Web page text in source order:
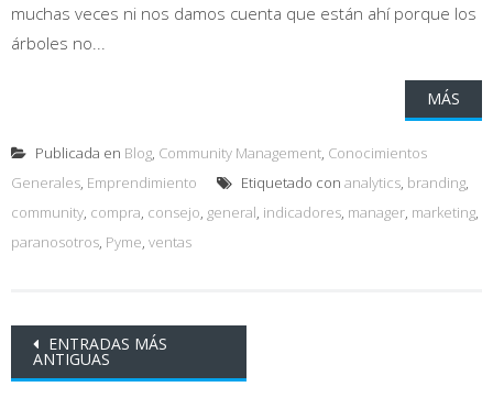
muchas veces ni nos damos cuenta que están ahí porque los
árboles no...
MÁS
Publicada en Blog, Community Management, Conocimientos
Generales, Emprendimiento Etiquetado con analytics, branding,
community, compra, consejo, general, indicadores, manager, marketing,
paranosotros, Pyme, ventas
a
ENTRADAS MÁS
ANTIGUAS